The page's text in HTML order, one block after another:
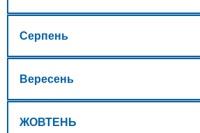
Серпень
Вересень
ЖОВТЕНЬ